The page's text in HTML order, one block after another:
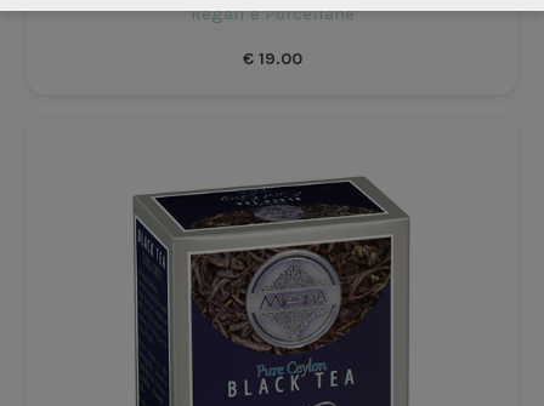
Regali e Porcellane
€19.00